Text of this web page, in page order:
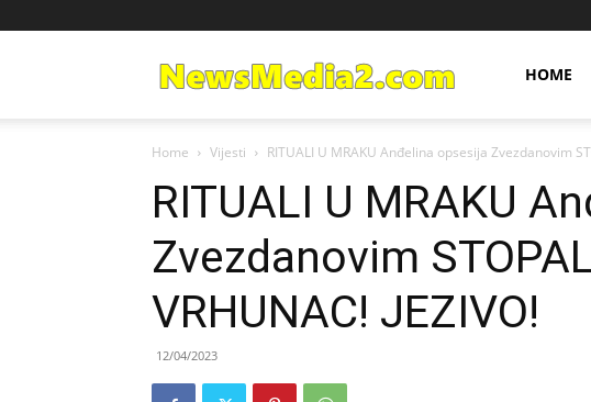
Media
HOME
Home Vijesti RITUALI U MRAKU Anđelina opsesija Zvezdanovim
RITUALI U MRAKU
Zvezdanovim
VRHUNAC! JEZIVO!
12/04/2023